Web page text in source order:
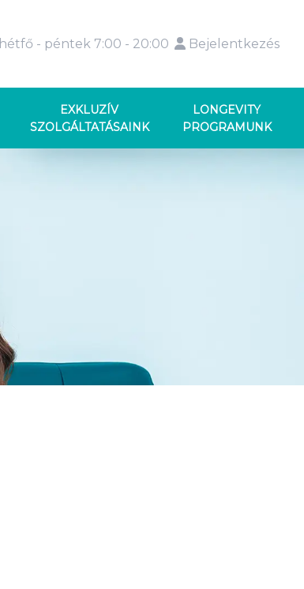
hétfő - péntek 7:00 - 20:00 Bejelentkezés
EXKLUZÍV
SZOLGÁLTATÁSAINK
LONGEVITY
PROGRAMUNK